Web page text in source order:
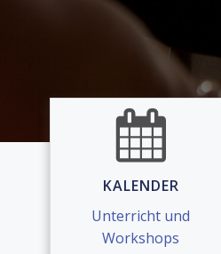
KALENDER
Unterricht und
Workshops